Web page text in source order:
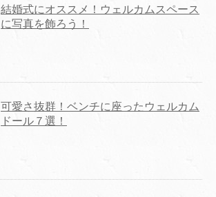
結婚式にオススメ！ウェルカムスペース
に写真を飾ろう！
可愛さ抜群！ベンチに座ったウェルカム
ドール７選！